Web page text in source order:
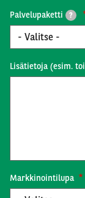
Palvelupaketti ?
Lisätietoja (esim.
Markkinointilupa